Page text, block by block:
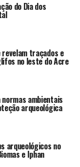
do Dia dos
traçados e
no leste do Acre
ambientais
arqueológica
arqueológicos no
e Iphan